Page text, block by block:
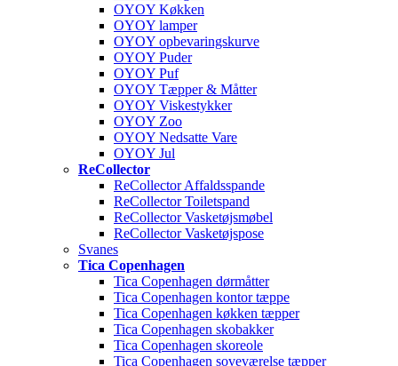
OYOY Køkken
OYOY lamper
OYOY opbevaringskurve
OYOY Puder
OYOY Puf
OYOY Tæpper & Måtter
OYOY Viskestykker
OYOY Zoo
OYOY Nedsatte Vare
OYOY Jul
ReCollector
ReCollector Affaldsspande
ReCollector Toiletspand
ReCollector Vasketøjsmøbel
ReCollector Vasketøjspose
Svanes
Tica Copenhagen
Tica Copenhagen dørmåtter
Tica Copenhagen kontor tæppe
Tica Copenhagen køkken tæpper
Tica Copenhagen skobakker
Tica Copenhagen skoreole
Tica Copenhagen soveværelse tæpper